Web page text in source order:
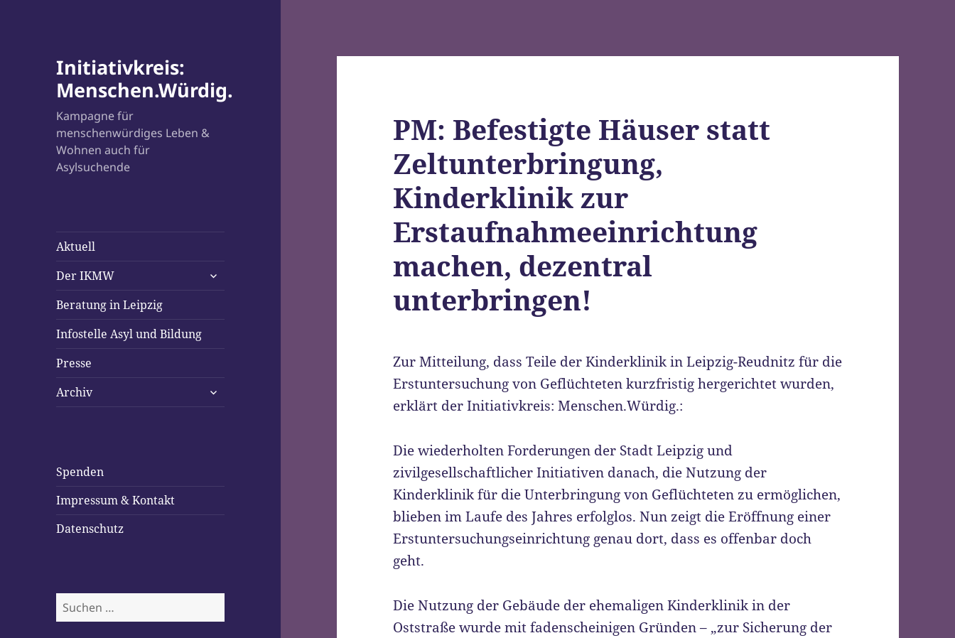
Initiativkreis:
Menschen.Würdig.
Kampagne für
menschenwürdiges Leben &
Wohnen auch für
Asylsuchende
Aktuell
Der IKMW
untermenü
Beratung in Leipzig
Infostelle Asyl und Bildung
Presse
Archiv
untermenü
Spenden
Impressum & Kontakt
Datenschutz
Suchen
nach:
PM: Befestigte Häuser statt
Zeltunterbringung,
Kinderklinik zur
Erstaufnahmeeinrichtung
machen, dezentral
unterbringen!
Zur Mitteilung, dass Teile der Kinderklinik in Leipzig-Reudnitz für die
Erstuntersuchung von Geflüchteten kurzfristig hergerichtet wurden,
erklärt der Initiativkreis: Menschen.Würdig.:
Die wiederholten Forderungen der Stadt Leipzig und
zivilgesellschaftlicher Initiativen danach, die Nutzung der
Kinderklinik für die Unterbringung von Geflüchteten zu ermöglichen,
blieben im Laufe des Jahres erfolglos. Nun zeigt die Eröffnung einer
Erstuntersuchungseinrichtung genau dort, dass es offenbar doch
geht.
Die Nutzung der Gebäude der ehemaligen Kinderklinik in der
Oststraße wurde mit fadenscheinigen Gründen – „zur Sicherung der